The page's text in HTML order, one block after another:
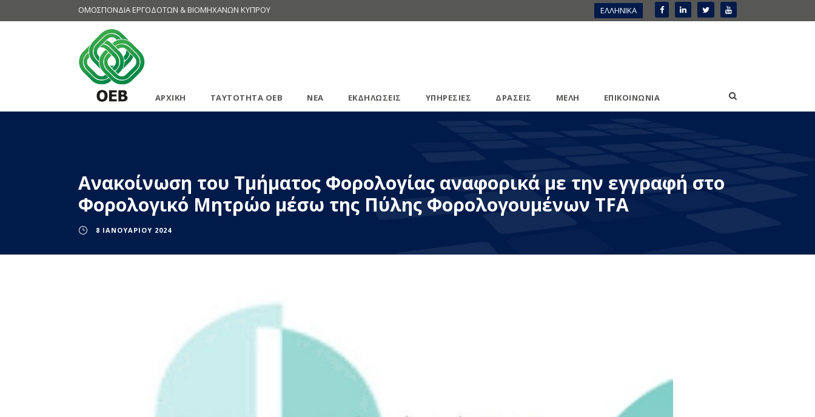
ΟΜΟΣΠΟΝΔΙΑ ΕΡΓΟΔΟΤΩΝ & ΒΙΟΜΗΧΑΝΩΝ ΚΥΠΡΟΥ ΕΛΛΗΝΙΚΑ
ΑΡΧΙΚΗ ΤΑΥΤΟΤΗΤΑ ΟΕΒ ΝΕΑ ΕΚΔΗΛΩΣΕΙΣ ΥΠΗΡΕΣΙΕΣ ΔΡΑΣΕΙΣ ΜΕΛΗ ΕΠΙΚΟΙΝΩΝΙΑ
Ανακοίνωση του Τμήματος Φορολογίας αναφορικά με την εγγραφή στο
Φορολογικό Μητρώο μέσω της Πύλης Φορολογουμένων TFA
8 ΙΑΝΟΥΑΡΊΟΥ 2024